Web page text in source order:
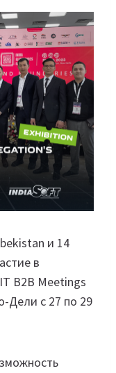
и 14
в
B2B Meetings
Дели с 27 по 29